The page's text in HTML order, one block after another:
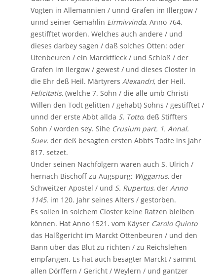
Vogten in Allemannien / unnd Grafen im Illergow /
unnd seiner Gemahlin Eirmivvinda, Anno 764.
gestifftet worden. Welches auch andere / und
dieses darbey sagen / daß solches Otten: oder
Utenbeuren / ein Marcktfleck / und Schloß / der
Grafen im Ilergow / gewest / und dieses Closter in
die Ehr deß Heil. Märtyrers Alexandri, der Heil.
Felicitatis, (welche 7. Söhn / die alle umb Christi
Willen den Todt gelitten / gehabt) Sohns / gestifftet /
unnd der erste Abbt allda S. Totto, deß Stiffters
Sohn / worden sey. Sihe Crusium part. 1. Annal.
Suev. der deß besagten ersten Abbts Todte ins Jahr
817. setzet.
Under seinen Nachfolgern waren auch S. Ulrich /
hernach Bischoff zu Augspurg; Wiggarius, der
Schweitzer Apostel / und S. Rupertus, der Anno
1145. im 120. Jahr seines Alters / gestorben.
Es sollen in solchem Closter keine Ratzen bleiben
können. Hat Anno 1521. vom Käyser Carolo Quinto
das Halßgericht im Marckt Ottenbeuren / und den
Bann uber das Blut zu richten / zu Reichslehen
empfangen. Es hat auch besagter Marckt / sammt
allen Dörffern / Gericht / Weylern / und gantzer